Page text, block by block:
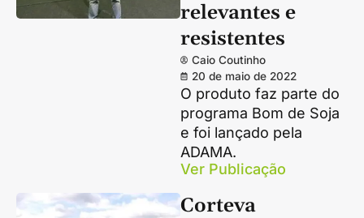
relevantes e
resistentes
Caio Coutinho
20 de maio de 2022
O produto faz parte do
programa Bom de Soja
e foi lançado pela
ADAMA.
Ver Publicação
Corteva